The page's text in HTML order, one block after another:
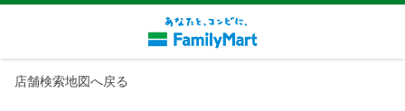
店舗検索地図へ戻る